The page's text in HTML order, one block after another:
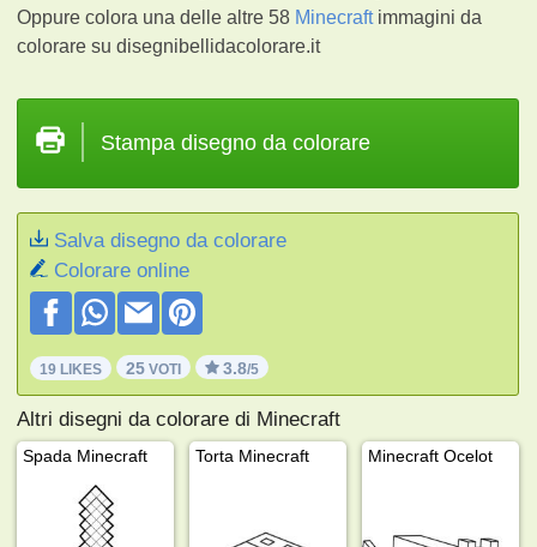
Oppure colora una delle altre 58 Minecraftimmagini da
colorare su disegnibellidacolorare.it
Stampa disegno da colorare
Salva disegno da colorare
Colorare online
19 LIKES 25 VOTI 3.8/5
Altri disegni da colorare di Minecraft
Spada Minecraft Torta Minecraft Minecraft Ocelot